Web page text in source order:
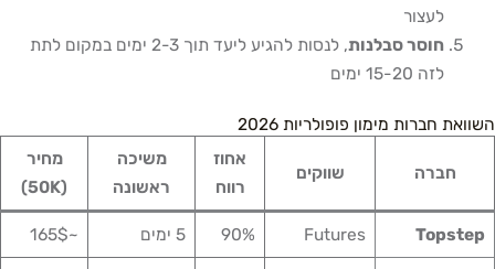
לעצור
חוסר סבלנות
, לנסות להגיע ליעד תוך 2-3 ימים במקום לתת
לזה 15-20 ימים
השוואת חברות מימון פופולריות 2026
חברה שווקים
אחוז
רווח
משיכה
ראשונה
מחיר
(50K)
Topstep
Futures
90% 5 ימים ~165$